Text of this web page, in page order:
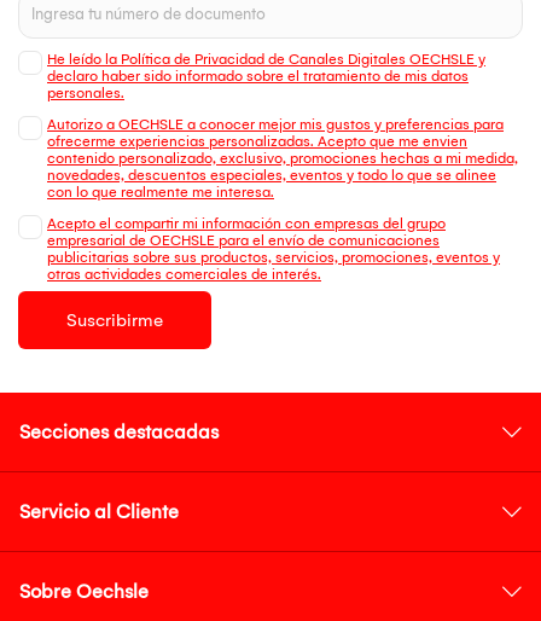
He leído la Política de Privacidad de Canales Digitales OECHSLE y
declaro haber sido informado sobre el tratamiento de mis datos
personales.
Autorizo a OECHSLE a conocer mejor mis gustos y preferencias para
ofrecerme experiencias personalizadas. Acepto que me envien
contenido personalizado, exclusivo, promociones hechas a mi medida,
novedades, descuentos especiales, eventos y todo lo que se alinee
con lo que realmente me interesa.
Acepto el compartir mi información con empresas del grupo
empresarial de OECHSLE para el envío de comunicaciones
publicitarias sobre sus productos, servicios, promociones, eventos y
otras actividades comerciales de interés.
Suscribirme
Secciones destacadas
Servicio al Cliente
Sobre Oechsle